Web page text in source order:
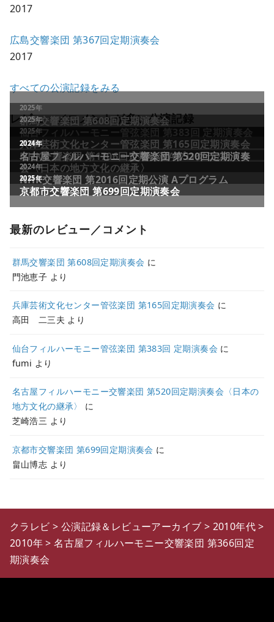
2017
広島交響楽団 第367回定期演奏会
2017
すべての公演記録をみる
レビュー／コメントが多い公演記録
最新のレビュー／コメント
群馬交響楽団 第608回定期演奏会 に
門池恵子 より
兵庫芸術文化センター管弦楽団 第165回定期演奏会 に
高田 二三夫 より
仙台フィルハーモニー管弦楽団 第383回 定期演奏会 に
fumi より
名古屋フィルハーモニー交響楽団 第520回定期演奏会〈日本の
地方文化の継承〉
に
芝崎浩三 より
京都市交響楽団 第699回定期演奏会 に
畠山博志 より
クラレビ > 公演記録＆レビューアーカイブ > 2010年代>
2010年>名古屋フィルハーモニー交響楽団 第366回定
期演奏会